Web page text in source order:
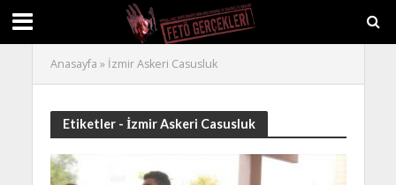
Anasayfa » İzmir Askeri Casusluk
Etiketler - İzmir Askeri Casusluk